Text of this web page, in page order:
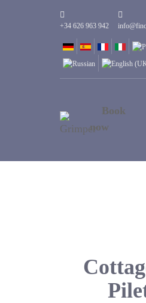
+34 626 963 942
Book
now